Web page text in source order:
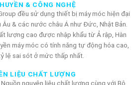
& CÔNG NGHỆ
đều sử dụng thiết bị máy móc hiện đại
Âu & các nước châu Á như Đức, Nhật Bản.
lượng cao được nhập khẩu từ Ả rập, Hàn
máy móc có tính năng tự động hóa cao,
lệ sai sót ở mức thấp nhất.
LIỆU CHẤT LƯỢNG
nguyên liệu chất lượng cùng với Bộ